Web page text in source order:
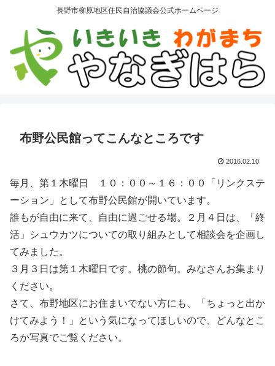
長野市柳原地区住民自治協議会公式ホームページ
布野公民館ってこんなところです
2016.02.10
毎月、第１木曜日 １０：００～１６：００「リンクステ
ーション」として布野公民館が開いています。
誰もが自由に来て、自由に過ごせる場。２月４日は、「終
活」シュウカツについての取り組みとして相談会を企画し
てみました。
３月３日は第１木曜日です。桃の節句。みなさんお集まり
ください。
さて、布野地区にお住まいでない方にも、「ちょっと出か
けてみよう！」という気になってほしいので、どんなとこ
ろか写真でご覧ください。